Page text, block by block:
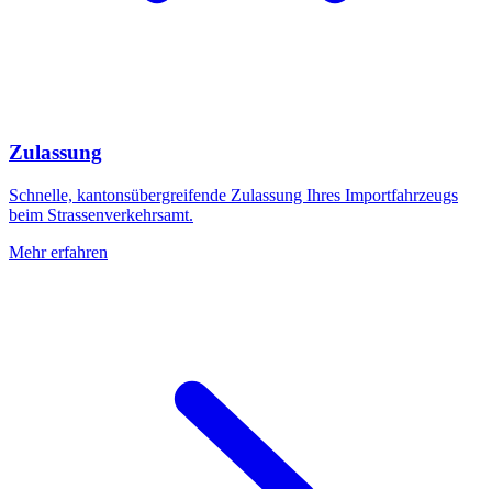
Zulassung
Schnelle, kantonsübergreifende Zulassung Ihres Importfahrzeugs
beim Strassenverkehrsamt.
Mehr erfahren